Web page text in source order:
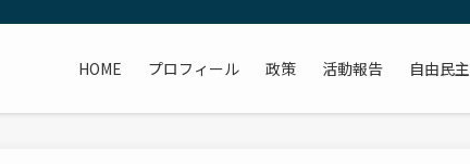
HOME プロフィール 政策 活動報告 自由民主